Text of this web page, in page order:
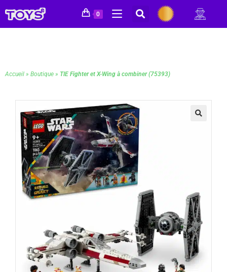
0
Accueil » Boutique » TIE Fighter et X-Wing à combiner (75393)